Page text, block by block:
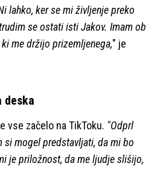
lahko, ker se mi življenje preko
se ostati isti Jakov. Imam ob
me držijo prizemljenega," je
deska
vse začelo na TikToku. "Odprl
si mogel predstavljati, da mi bo
je priložnost, da me ljudje slišijo,